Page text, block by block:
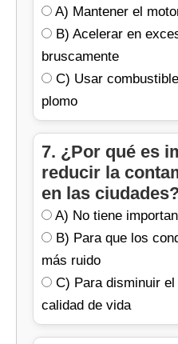
A) Mantener el
B) Acelerar en
bruscamente
C) Usar
plomo
7. ¿Por qué es
reducir la
en las ciudades?
A) No tiene
B) Para que los
más ruido
C) Para disminuir
calidad de vida